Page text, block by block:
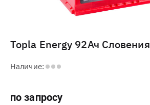
Topla Energy 92Ач Словения
Наличие:
по запросу